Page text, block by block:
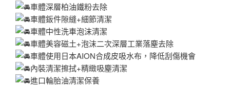
車體深層柏油鐵粉去除
車體鈑件隙縫+細節清潔
車體中性洗車泡沫清潔
車體美容磁土+泡沫二次深層工業落塵去除
車體使用日本AION合成皮吸水布，降低刮傷機會
內裝清潔擦拭+精緻吸塵清潔
進口輪胎油清潔保養